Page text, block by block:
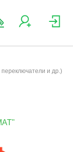
и др.)